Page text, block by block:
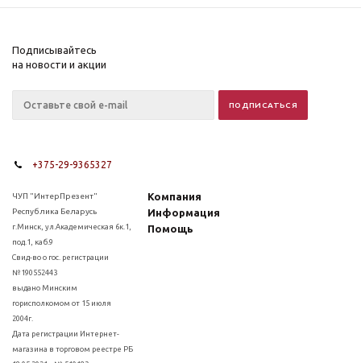
Подписывайтесь
на новости и акции
+375-29-9365327
ЧУП "ИнтерПрезент"
Республика Беларусь
г.Минск, ул.Академическая 6к.1,
под.1, каб.9
Свид-во о гос. регистрации
№190552443
выдано Минским
горисполкомом от 15 июля
2004г.
Дата регистрации Интернет-
магазина в торговом реестре РБ
Компания
Информация
Помощь